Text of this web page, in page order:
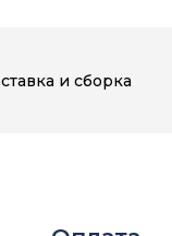
и сборка